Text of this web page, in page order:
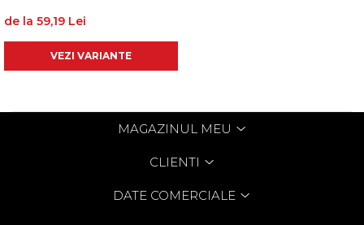
de la 59,19 Lei
VEZI VARIANTE
MAGAZINUL MEU
CLIENTI
DATE COMERCIALE